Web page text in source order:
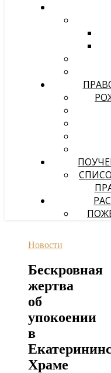
Новости
Бескровная
жертва
об
упокоении
в
Храме